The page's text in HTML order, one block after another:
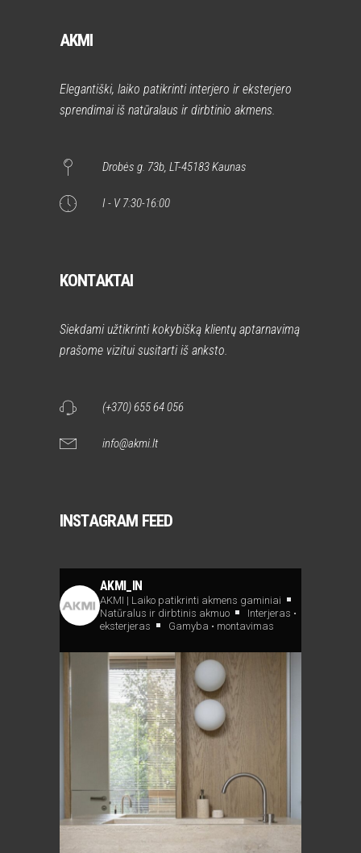
AKMI
Elegantiški, laiko patikrinti interjero ir eksterjero
sprendimai iš natūralaus ir dirbtinio akmens.
Drobės g. 73b, LT-45183 Kaunas
I - V 7:30-16:00
KONTAKTAI
Siekdami užtikrinti kokybišką klientų aptarnavimą
prašome vizitui susitarti iš anksto.
(+370) 655 64 056
info@akmi.lt
INSTAGRAM FEED
AKMI_IN
AKMI | Laiko patikrinti akmens gaminiai
Natūralus ir dirbtinis akmuo
Interjeras •
eksterjeras
Gamyba • montavimas